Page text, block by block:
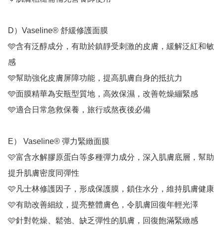
D）Vaseline® 舒緩修護面膜
🩵含有泛醇成分，有助於鎮靜受刺激的皮膚，緩解泛紅和敏
感
🩵幫助強化皮膚屏障功能，提高肌膚自身的抵抗力
🩵面膜精華為安瓶型質地，高效保濕，改善乾燥繃緊感
🩵適合日常急救保養，旅行或熬夜後必備
E） Vaseline® 彈力緊緻面膜
🩷富含水解膠原蛋白等多種彈力成分，深入肌膚底層，幫助
提升肌膚密度同彈性
🩷凡士林修護因子，形成保護膜，鎖住水分，維持肌膚健康
🩷有助改善細紋，提亮整體膚色，令肌膚回復年輕光澤
🩷針對乾燥、鬆弛、缺乏彈性的肌膚，回復飽滿緊緻感